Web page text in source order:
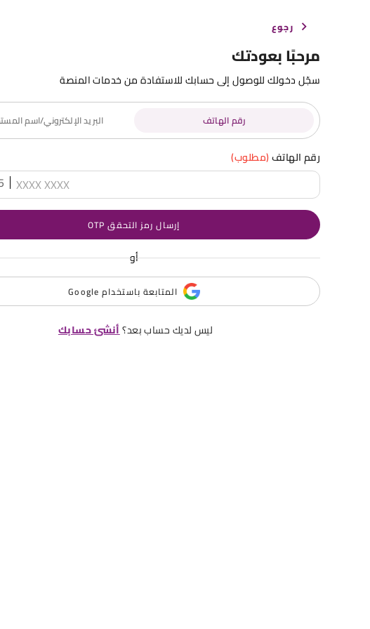
رجوع
مرحبًا بعودتك
سجّل دخولك للوصول إلى حسابك للاستفادة من خدمات المنصة
رقم الهاتف البريد الإلكتروني/اسم
رقم الهاتف(مطلوب)
إرسال رمز التحقق OTP
أو
المتابعة باستخدام Google
ليس لديك حساب بعد؟أنشئ حسابك